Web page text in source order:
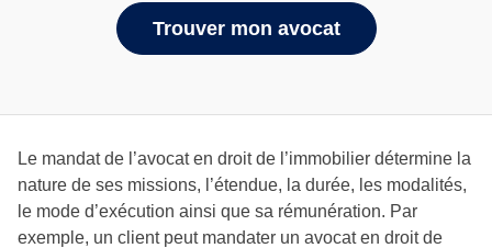
Trouver mon avocat
Le mandat de l’avocat en droit de l’immobilier détermine la
nature de ses missions, l’étendue, la durée, les modalités,
le mode d’exécution ainsi que sa rémunération. Par
exemple, un client peut mandater un avocat en droit de